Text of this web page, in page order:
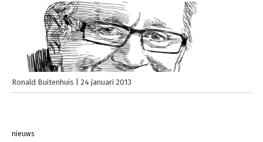
Ronald Buitenhuis 24 januari 2013
nieuws